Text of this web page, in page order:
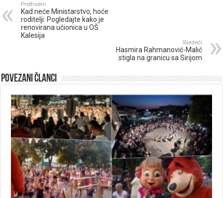
Prethodni
Kad neće Ministarstvo, hoće
roditelji: Pogledajte kako je
renovirana učionica u OŠ
Kalesija
Sljedeći
Hasmira Rahmanović-Malić
stigla na granicu sa Sirijom
Povezani članci